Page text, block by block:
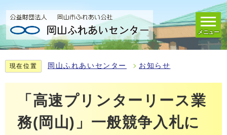
メニュー
現在位置 岡山ふれあいセンター お知らせ
「高速プリンターリース業
務(岡山)」一般競争入札に